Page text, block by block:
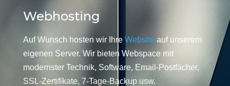
Webhosting
Auf Wunsch hosten wir Ihre Website auf unserem
eigenen Server. Wir bieten Webspace mit
modernster Technik, Software, Email-Postfächer,
SSL-Zertifikate, 7-Tage-Backup usw.